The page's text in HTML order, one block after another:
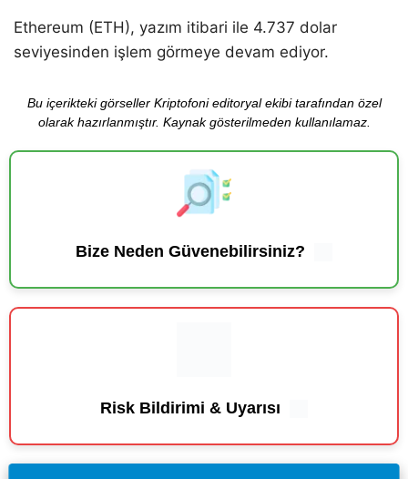
Ethereum (ETH), yazım itibari ile 4.737 dolar
seviyesinden işlem görmeye devam ediyor.
Bu içerikteki görseller Kriptofoni editoryal ekibi tarafından özel
olarak hazırlanmıştır. Kaynak gösterilmeden kullanılamaz.
Bize Neden Güvenebilirsiniz?
Risk Bildirimi & Uyarısı